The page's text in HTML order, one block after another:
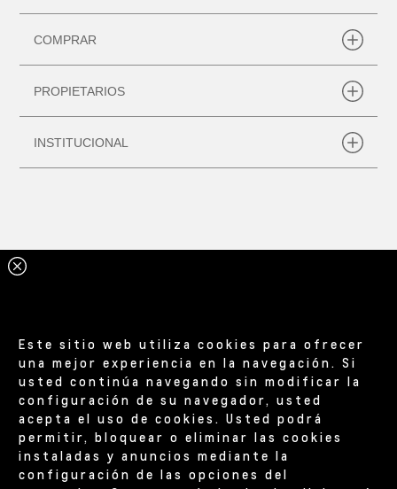
Este sitio web utiliza cookies para ofrecer
una mejor experiencia en la navegación. Si
usted continúa navegando sin modificar la
configuración de su navegador, usted
acepta el uso de cookies. Usted podrá
permitir, bloquear o eliminar las cookies
instaladas y anuncios mediante la
configuración de las opciones del